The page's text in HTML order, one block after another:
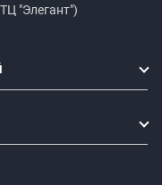
"Элегант")